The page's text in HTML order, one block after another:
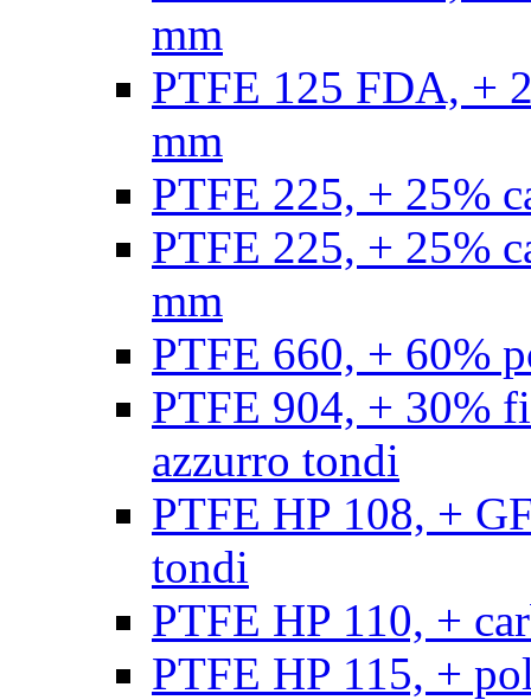
mm
PTFE 125 FDA, +
mm
PTFE 225, + 25%
PTFE 225, + 25%
mm
PTFE 660, + 60%
PTFE 904, + 30%
azzurro tondi
PTFE HP 108, +
tondi
PTFE HP 110, +
PTFE HP 115, +